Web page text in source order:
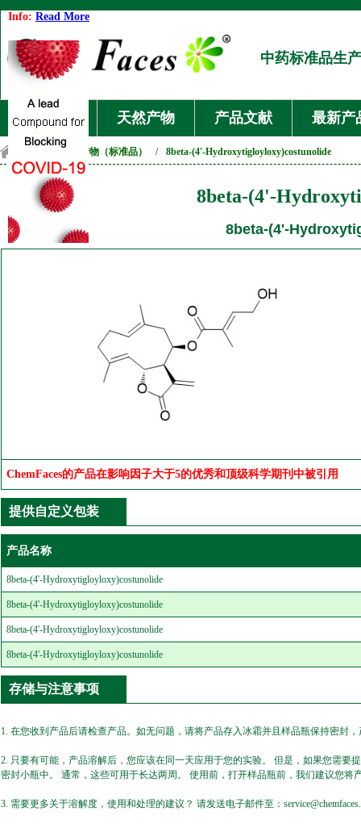
Info: Read More
中药标准品生
首页 天然产物 产品文献 最新产
天然产物（标准品） / 8beta-(4'-Hydroxytigloyloxy)costunolide
8beta-(4'-
8beta-(4'-
ChemFaces的产品在影响因子大于5的优秀和顶级科学期刊中被引用
提供自定义包装
产品名称
8beta-(4'-Hydroxytigloyloxy)costunolide
8beta-(4'-Hydroxytigloyloxy)costunolide
8beta-(4'-Hydroxytigloyloxy)costunolide
8beta-(4'-Hydroxytigloyloxy)costunolide
存储与注意事项
1. 在您收到产品后请检查产品。如无问题，请将产品存入冰霜并且样品瓶保持密封
2. 只要有可能，产品溶解后，您应该在同一天应用于您的实验。 但是，如果您需
密封小瓶中。 通常，这些可用于长达两周。 使用前，打开样品瓶前，我们建议您将
3. 需要更多关于溶解度，使用和处理的建议？ 请发送电子邮件至：